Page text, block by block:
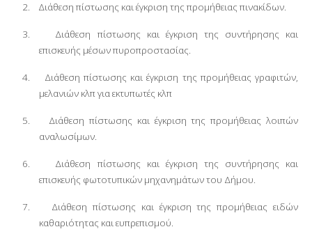
2. Διάθεση πίστωσης και έγκριση της προμήθειας πινακίδων.
3.
Διάθεση πίστωσης και έγκριση της συντήρησης και
επισκευής μέσων πυροπροστασίας.
4.
Διάθεση πίστωσης και έγκριση της προμήθειας γραφιτών,
μελανιών κλπ για εκτυπωτές κλπ
5.
Διάθεση πίστωσης και έγκριση της προμήθειας λοιπών
αναλωσίμων.
6.
Διάθεση πίστωσης και έγκριση της συντήρησης και
επισκευής φωτοτυπικών μηχανημάτων του Δήμου.
7.
Διάθεση πίστωσης και έγκριση της προμήθειας ειδών
καθαριότητας και ευπρεπισμού.